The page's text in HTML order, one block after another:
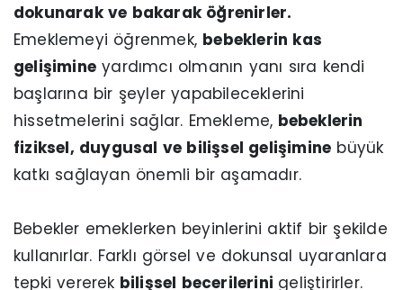
dokunarak ve bakarak öğrenirler.
Emeklemeyi öğrenmek, bebeklerin kas
gelişimine yardımcı olmanın yanı sıra kendi
başlarına bir şeyler yapabileceklerini
hissetmelerini sağlar. Emekleme, bebeklerin
fiziksel, duygusal ve bilişsel gelişimine büyük
katkı sağlayan önemli bir aşamadır.
Bebekler emeklerken beyinlerini aktif bir şekilde
kullanırlar. Farklı görsel ve dokunsal uyaranlara
tepki vererek bilişsel becerilerini geliştirirler.